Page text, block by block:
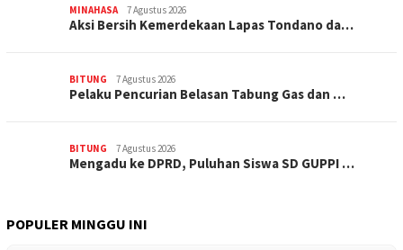
MINAHASA 7 Agustus 2026
Aksi Bersih Kemerdekaan Lapas Tondano da…
BITUNG 7 Agustus 2026
Pelaku Pencurian Belasan Tabung Gas dan …
BITUNG 7 Agustus 2026
Mengadu ke DPRD, Puluhan Siswa SD GUPPI …
POPULER MINGGU INI